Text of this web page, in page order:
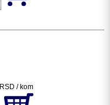
RSD / kom